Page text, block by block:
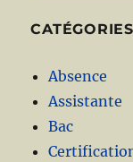
CATÉGORIES
Absence
Assistante
Bac